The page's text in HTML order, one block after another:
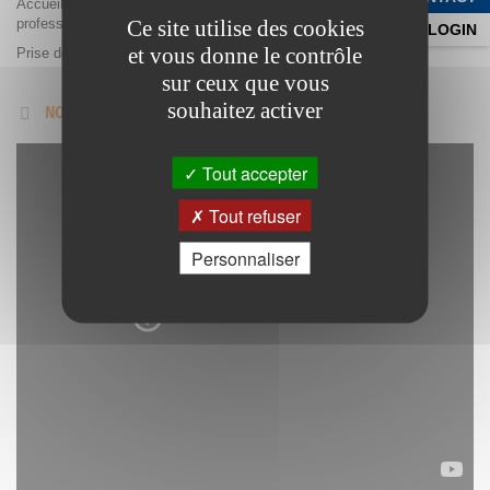
Accueil sans rdv pour les jeunes et avec rdv pour les parents et
professionnels du lundi au vendredi de 13h à 18h.
Prise de rdv au 04.67.76.94.85 tous les jours de 13h à 18h.
NOTRE CHAINE ADOLESCENT
LOGIN
Ce site utilise des cookies
et vous donne le contrôle
sur ceux que vous
souhaitez activer
Tout accepter
Tout refuser
Personnaliser